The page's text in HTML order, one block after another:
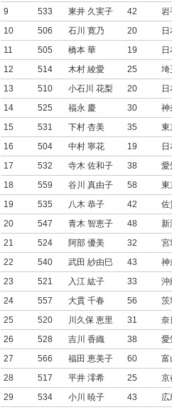
9
533 東井 久実子 42 岩
10
506 石川 寛乃 20
11
505 橋本 華 19
12
514 木村 綾愛 25 埼
13
510 小石川 花梨 20
14
525 福永 慶 30 神
15
531 下村 杏美 35 東
16
504 中村 寧花 19
17
532 寺木 佐和子 38 愛
18
559 谷川 真由子 58 東
19
535 八木 恭子 42 佐
20
547 青木 智恵子 48 新
21
524 阿部 優美 32 宮
22
540 武田 紗由巳 43 神
23
521 入江 紘子 33 沖
24
557 大貫 千春 56 茨
25
520 川久保 恵里 31 奈
26
528 吉川 香織 38 愛
27
566 福田 恵美子 60 富
28
517 平井 澪希 25 京
29
534 小川 暁子 43